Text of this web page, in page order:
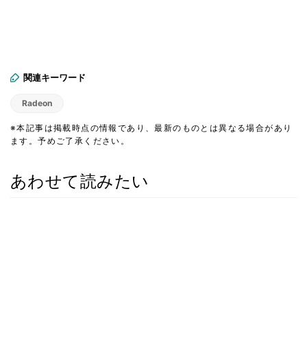
関連キーワード
Radeon
※本記事は掲載時点の情報であり、最新のものとは異なる場合があり
ます。予めご了承ください。
あわせて読みたい